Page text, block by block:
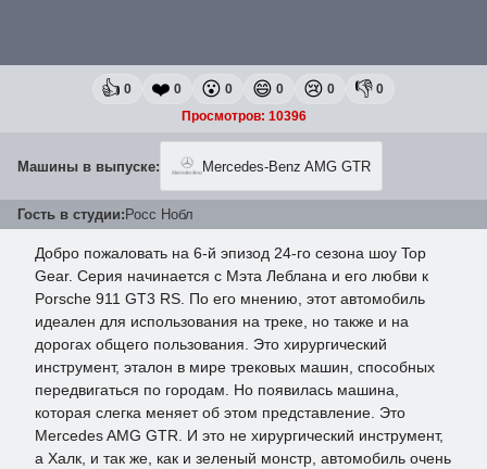
👍 0 ❤️ 0 😮 0 😄 0 😢 0 👎 0
Просмотров: 10396
Машины в выпуске: Mercedes-Benz AMG GTR
Гость в студии: Росс Нобл
Добро пожаловать на 6-й эпизод 24-го сезона шоу Top
Gear. Серия начинается с Мэта Леблана и его любви к
Porsche 911 GT3 RS. По его мнению, этот автомобиль
идеален для использования на треке, но также и на
дорогах общего пользования. Это хирургический
инструмент, эталон в мире трековых машин, способных
передвигаться по городам. Но появилась машина,
которая слегка меняет об этом представление. Это
Mercedes AMG GTR. И это не хирургический инструмент,
а Халк, и так же, как и зеленый монстр, автомобиль очень